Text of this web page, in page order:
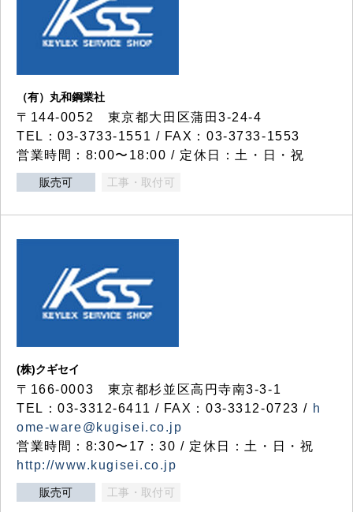
（有）丸和鋼業社
〒144-0052 東京都大田区蒲田3-24-4
TEL：03-3733-1551 / FAX：03-3733-1553
営業時間：8:00〜18:00 / 定休日：土・日・祝
販売可 工事・取付可
(株)クギセイ
〒166-0003 東京都杉並区高円寺南3-3-1
TEL：03-3312-6411 / FAX：03-3312-0723 / h
ome-ware@kugisei.co.jp
営業時間：8:30〜17：30 / 定休日：土・日・祝
http://www.kugisei.co.jp
販売可 工事・取付可